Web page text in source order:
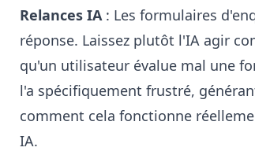
Relances IA: Les formulaires
réponse. Laissez plutôt l'IA agir
qu'un utilisateur évalue mal une
l'a spécifiquement frustré,
comment cela fonctionne
IA.